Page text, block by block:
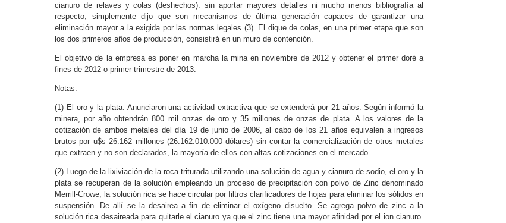
cianuro de relaves y colas (deshechos): sin aportar mayores detalles ni mucho menos bibliografía al
respecto, simplemente dijo que son mecanismos de última generación capaces de garantizar una
eliminación mayor a la exigida por las normas legales (3). El dique de colas, en una primer etapa que son
los dos primeros años de producción, consistirá en un muro de contención.
El objetivo de la empresa es poner en marcha la mina en noviembre de 2012 y obtener el primer doré a
fines de 2012 o primer trimestre de 2013.
Notas:
(1) El oro y la plata: Anunciaron una actividad extractiva que se extenderá por 21 años. Según informó la
minera, por año obtendrán 800 mil onzas de oro y 35 millones de onzas de plata. A los valores de la
cotización de ambos metales del día 19 de junio de 2006, al cabo de los 21 años equivalen a ingresos
brutos por u$s 26.162 millones (26.162.010.000 dólares) sin contar la comercialización de otros metales
que extraen y no son declarados, la mayoría de ellos con altas cotizaciones en el mercado.
(2) Luego de la lixiviación de la roca triturada utilizando una solución de agua y cianuro de sodio, el oro y la
plata se recuperan de la solución empleando un proceso de precipitación con polvo de Zinc denominado
Merrill-Crowe; la solución rica se hace circular por filtros clarificadores de hojas para eliminar los sólidos en
suspensión. De allí se la desairea a fin de eliminar el oxígeno disuelto. Se agrega polvo de zinc a la
solución rica desaireada para quitarle el cianuro ya que el zinc tiene una mayor afinidad por el ion cianuro.